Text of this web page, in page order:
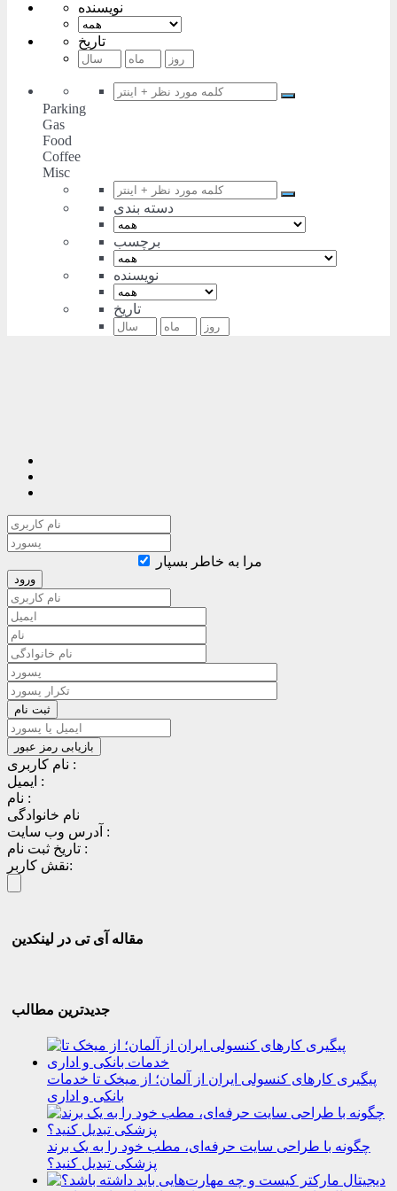
نویسنده
تاریخ
Parking
Gas
Food
Coffee
Misc
دسته بندی
برچسب
نویسنده
تاریخ
مرا به خاطر بسپار
نام کاربری :
ایمیل :
نام :
نام خانوادگی
آدرس وب سایت :
تاریخ ثبت نام :
نقش کاربر:
مقاله آی تی در لینکدین
جدیدترین مطالب
پیگیری کارهای کنسولی ایران از آلمان؛ از میخک تا خدمات
بانکی و اداری
چگونه با طراحی سایت حرفه‌ای، مطب خود را به یک برند
پزشکی تبدیل کنید؟